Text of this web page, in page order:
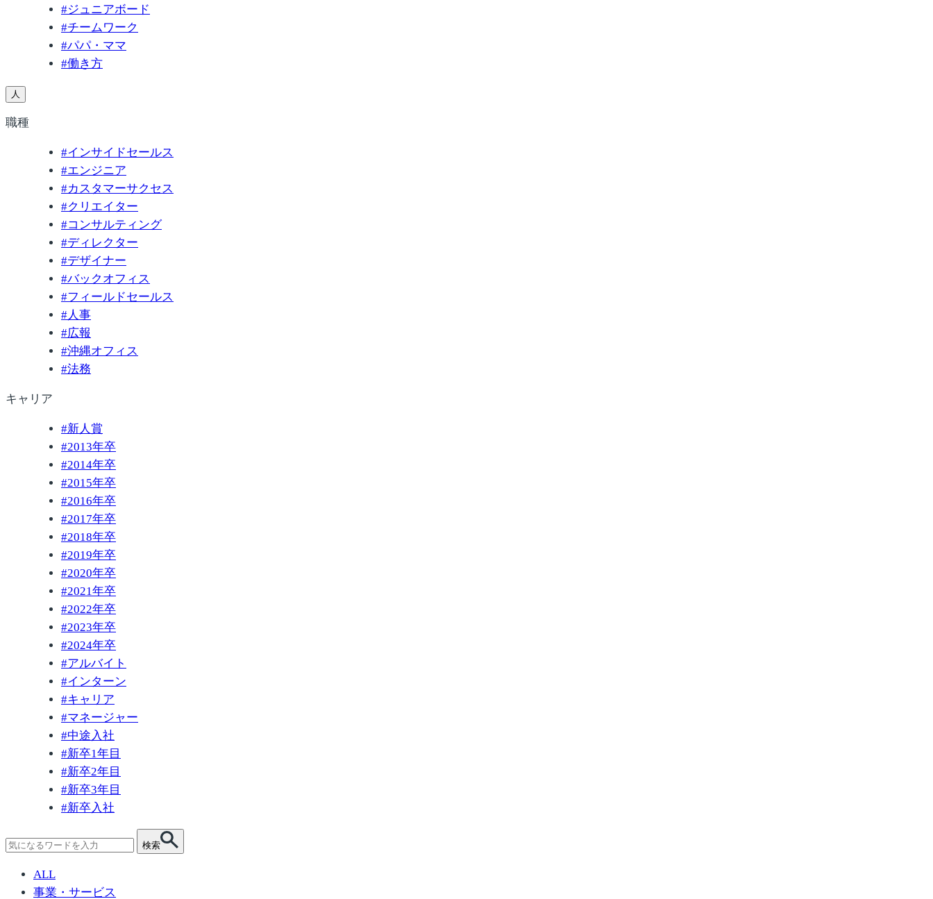
#ジュニアボード
#チームワーク
#パパ・ママ
#働き方
人
職種
#インサイドセールス
#エンジニア
#カスタマーサクセス
#クリエイター
#コンサルティング
#ディレクター
#デザイナー
#バックオフィス
#フィールドセールス
#人事
#広報
#沖縄オフィス
#法務
キャリア
#新人賞
#2013年卒
#2014年卒
#2015年卒
#2016年卒
#2017年卒
#2018年卒
#2019年卒
#2020年卒
#2021年卒
#2022年卒
#2023年卒
#2024年卒
#アルバイト
#インターン
#キャリア
#マネージャー
#中途入社
#新卒1年目
#新卒2年目
#新卒3年目
#新卒入社
検
索:
検索
ALL
事業・サービス